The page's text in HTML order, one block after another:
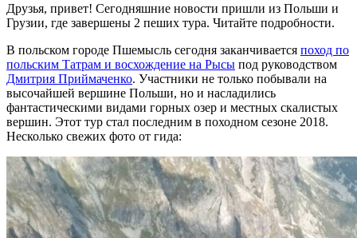
Друзья, привет! Сегодняшние новости пришли из Польши и
Грузии, где завершены 2 пеших тура. Читайте подробности.
В польском городе Пшемысль сегодня заканчивается поход по
польским Татрам и восхождение на Рысы под руководством
Дмитрия Приймаченко. Участники не только побывали на
высочайшей вершине Польши, но и насладились
фантастическими видами горных озер и местных скалистых
вершин. Этот тур стал последним в походном сезоне 2018.
Несколько свежих фото от гида: